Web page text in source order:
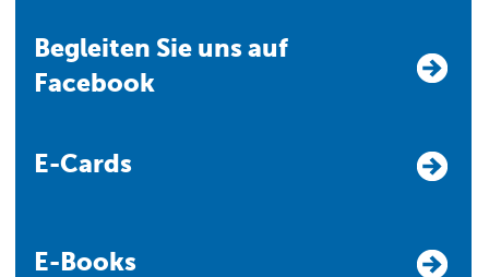
Begleiten Sie uns auf
Facebook
E-Cards
E-Books